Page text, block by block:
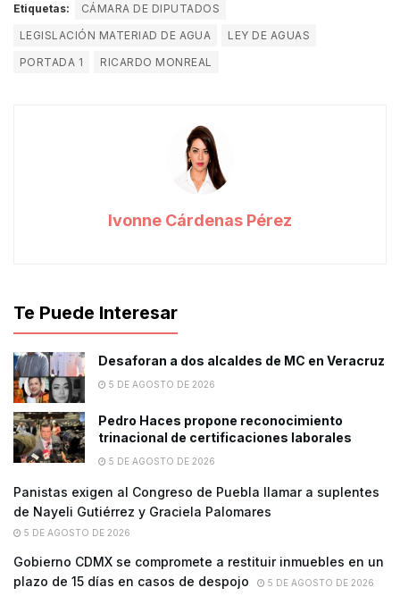
Etiquetas:
CÁMARA DE DIPUTADOS
LEGISLACIÓN MATERIAD DE AGUA
LEY DE AGUAS
PORTADA 1
RICARDO MONREAL
Ivonne Cárdenas Pérez
Te Puede Interesar
Desaforan a dos alcaldes de MC en Veracruz
5 DE AGOSTO DE 2026
Pedro Haces propone reconocimiento
trinacional de certificaciones laborales
5 DE AGOSTO DE 2026
Panistas exigen al Congreso de Puebla llamar a suplentes
de Nayeli Gutiérrez y Graciela Palomares
5 DE AGOSTO DE 2026
Gobierno CDMX se compromete a restituir inmuebles en un
plazo de 15 días en casos de despojo
5 DE AGOSTO DE 2026